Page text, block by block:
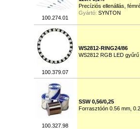
100.274.01
Precíziós ellenállás,
Gyártó: SYNTON
100.379.07
WS2812-RING24/86
WS2812 RGB LED
100.327.98
SSW 0,56/0,25
Forrasztóón 0.56 mm,